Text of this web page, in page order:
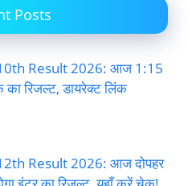
Posts
Result 2026: आज 1:15
रिजल्ट, डायरेक्ट लिंक
Result 2026: आज दोपहर